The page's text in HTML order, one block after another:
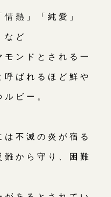
熱」「純愛」
など
ンドとされる一
ばれるほど鮮や
ビー。
不滅の炎が宿る
難から守り、困難